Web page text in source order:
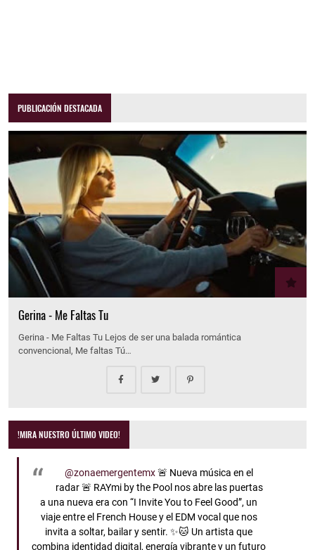
PUBLICACIÓN DESTACADA
Gerina - Me Faltas Tu
Gerina - Me Faltas Tu Lejos de ser una balada romántica
convencional, Me faltas Tú…
!MIRA NUESTRO ÚLTIMO VIDEO!
@zonaemergentemx🚨 Nueva música en el
radar 🚨 RAYmi by the Pool nos abre las puertas
a una nueva era con “I Invite You to Feel Good”, un
viaje entre el French House y el EDM vocal que nos
invita a soltar, bailar y sentir. ✨🐱 Un artista que
combina identidad digital, energía vibrante y un futuro